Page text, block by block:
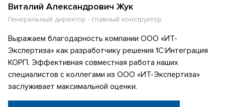
Виталий Александрович Жук
Генеральный директор - главный конструктор
Выражаем благодарность компании ООО «ИТ-
Экспертиза» как разработчику решения 1С:Интеграция
КОРП. Эффективная совместная работа наших
специалистов с коллегами из ООО «ИТ-Экспертиза»
заслуживает максимальной оценки.